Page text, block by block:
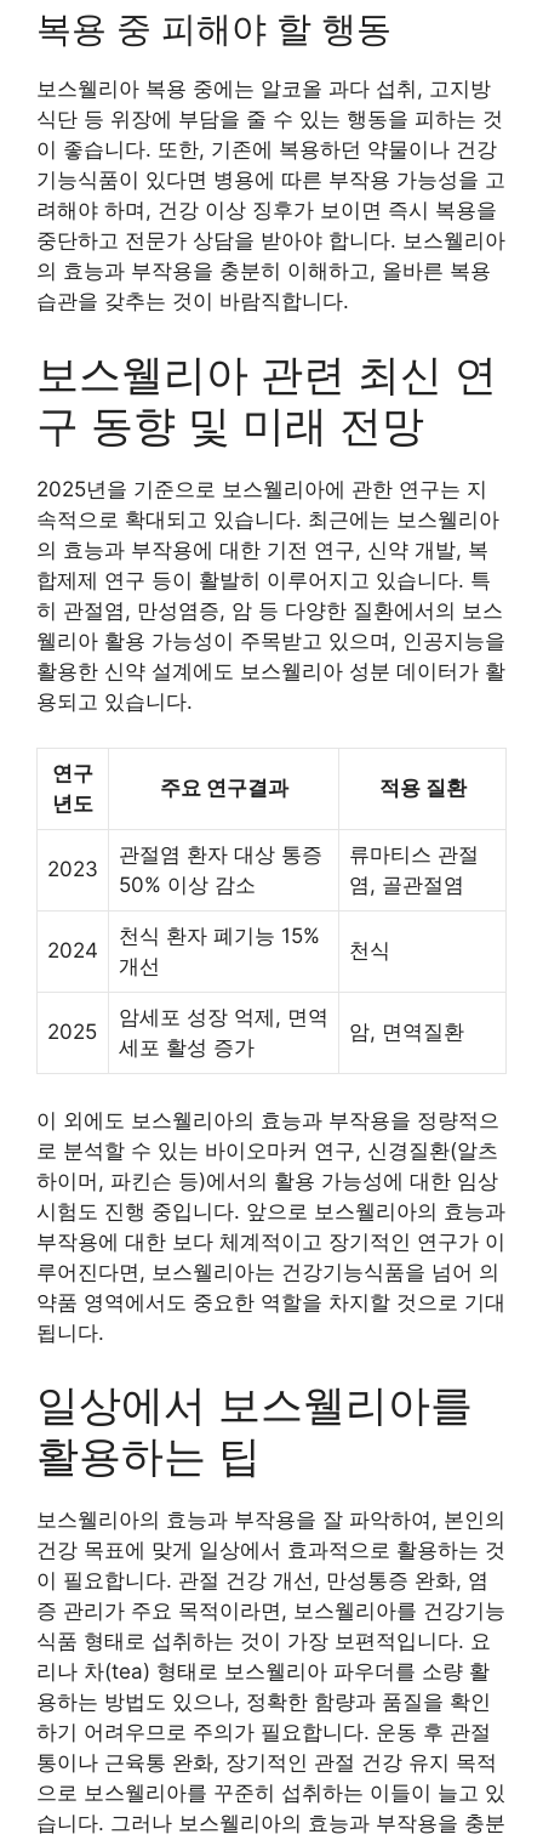
복용 중 피해야 할 행동
보스웰리아 복용 중에는 알코올 과다 섭취, 고지방
식단 등 위장에 부담을 줄 수 있는 행동을 피하는 것
이 좋습니다. 또한, 기존에 복용하던 약물이나 건강
기능식품이 있다면 병용에 따른 부작용 가능성을 고
려해야 하며, 건강 이상 징후가 보이면 즉시 복용을
중단하고 전문가 상담을 받아야 합니다. 보스웰리아
의 효능과 부작용을 충분히 이해하고, 올바른 복용
습관을 갖추는 것이 바람직합니다.
보스웰리아 관련 최신 연
구 동향 및 미래 전망
2025년을 기준으로 보스웰리아에 관한 연구는 지
속적으로 확대되고 있습니다. 최근에는 보스웰리아
의 효능과 부작용에 대한 기전 연구, 신약 개발, 복
합제제 연구 등이 활발히 이루어지고 있습니다. 특
히 관절염, 만성염증, 암 등 다양한 질환에서의 보스
웰리아 활용 가능성이 주목받고 있으며, 인공지능을
활용한 신약 설계에도 보스웰리아 성분 데이터가 활
용되고 있습니다.
연구
년도
주요 연구결과 적용 질환
2023
관절염 환자 대상 통증
50% 이상 감소
류마티스 관절
염, 골관절염
2024
천식 환자 폐기능 15%
개선
천식
2025
암세포 성장 억제, 면역
세포 활성 증가
암, 면역질환
이 외에도 보스웰리아의 효능과 부작용을 정량적으
로 분석할 수 있는 바이오마커 연구, 신경질환(알츠
하이머, 파킨슨 등)에서의 활용 가능성에 대한 임상
시험도 진행 중입니다. 앞으로 보스웰리아의 효능과
부작용에 대한 보다 체계적이고 장기적인 연구가 이
루어진다면, 보스웰리아는 건강기능식품을 넘어 의
약품 영역에서도 중요한 역할을 차지할 것으로 기대
됩니다.
일상에서 보스웰리아를
활용하는 팁
보스웰리아의 효능과 부작용을 잘 파악하여, 본인의
건강 목표에 맞게 일상에서 효과적으로 활용하는 것
이 필요합니다. 관절 건강 개선, 만성통증 완화, 염
증 관리가 주요 목적이라면, 보스웰리아를 건강기능
식품 형태로 섭취하는 것이 가장 보편적입니다. 요
리나 차(tea) 형태로 보스웰리아 파우더를 소량 활
용하는 방법도 있으나, 정확한 함량과 품질을 확인
하기 어려우므로 주의가 필요합니다. 운동 후 관절
통이나 근육통 완화, 장기적인 관절 건강 유지 목적
으로 보스웰리아를 꾸준히 섭취하는 이들이 늘고 있
습니다. 그러나 보스웰리아의 효능과 부작용을 충분